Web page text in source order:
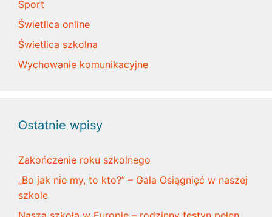
Sport
Świetlica online
Świetlica szkolna
Wychowanie komunikacyjne
Ostatnie wpisy
Zakończenie roku szkolnego
„Bo jak nie my, to kto?” – Gala Osiągnięć w naszej
szkole